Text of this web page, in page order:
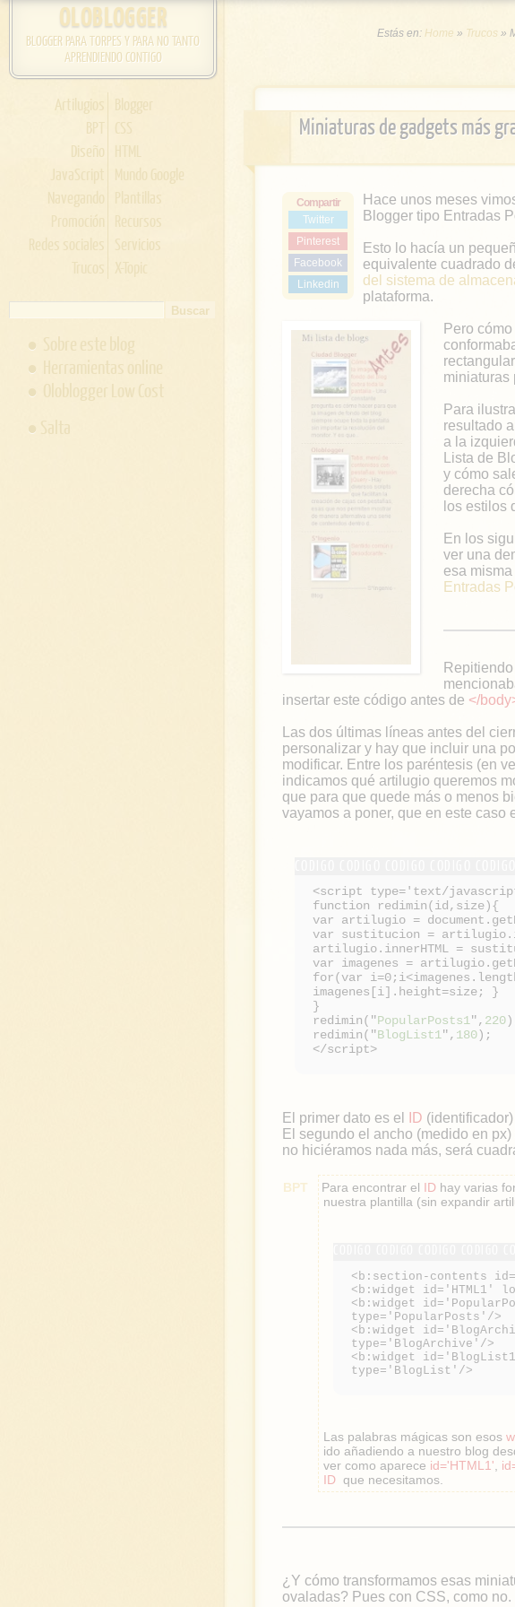
OLOBLOGGER
BLOGGER PARA TORPES Y PARA NO TANTO
APRENDIENDO CONTIGO
Artilugios
Blogger
BPT CSS
Diseño HTML
JavaScript Mundo Google
Navegando Plantillas
Promoción
Recursos
Redes sociales Servicios
Trucos X-Topic
Sobre este blog
Herramientas online
Oloblogger Low Cost
Salta
Estás en: Home » Trucos »
Miniaturas de gadgets más
Compartir
Twitter
Pinterest
Facebook
Linkedin
Hace unos meses
Blogger tipo Entradas
Esto lo hacía un
equivalente cuadrado
del sistema de
plataforma.
Pero
miniaturas
Para
resultado
a la
Lista de
y cómo
derecha
los estilos
En los
ver una
esa misma
Entradas
insertar este código antes de </
Las dos últimas líneas antes del
personalizar y hay que incluir una
modificar. Entre los paréntesis (en
indicamos qué artilugio queremos
que para que quede más o menos
vayamos a poner, que en este
<script type='text/
function redimin(id,size){
var artilugio =
var sustitucion =
artilugio.innerHTML =
var imagenes =
for(var
imagenes[i].height=size; }
}
redimin("PopularPosts1", 220
redimin("BlogList1", 180);
</script>
El primer dato es el ID
El segundo el ancho (medido en
no hiciéramos nada más, será
Para encontrar el ID hay varias
nuestra plantilla (sin expandir
<b:section-contents
<b:widget id='HTML1'
<b:widget
type='PopularPosts'/>
<b:widget
type='BlogArchive'/>
<b:widget
type='BlogList'/>
Las palabras mágicas son esos
ido añadiendo a nuestro blog
ver como aparece id='HTML1'
ID que necesitamos.
¿Y cómo transformamos esas
ovaladas? Pues con CSS, como no.